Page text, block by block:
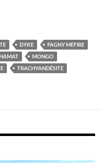
au Tchad
DYKE
FAGNY MEFIRE
MONGO
TRACHYANDÉSITE